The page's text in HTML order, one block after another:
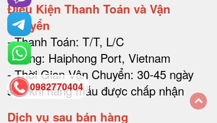
Điều Kiện Thanh Toán và Vận
Chuyển
- Thanh Toán: T/T, L/C
- Cảng: Haiphong Port, Vietnam
- Thời Gian Vận Chuyển: 30-45 ngày
sau khi hàng mẫu được chấp nhận
Dịch vụ sau bán hàng
0982770404